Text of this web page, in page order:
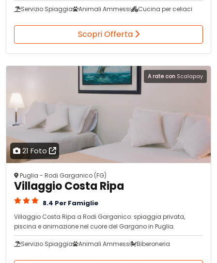
Servizio Spiaggia Animali Ammessi Cucina per celiaci
Scopri Offerta
21 Foto
A rate con Scalapay
Puglia - Rodi Garganico (FG)
Villaggio Costa Ripa
8.4 Per Famiglie
Villaggio Costa Ripa a Rodi Garganico: spiaggia privata,
piscina e animazione nel cuore del Gargano in Puglia.
Servizio Spiaggia Animali Ammessi Biberoneria